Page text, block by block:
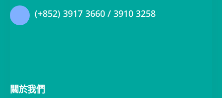
(+852) 3917 3660 / 3910 3258
關於我們